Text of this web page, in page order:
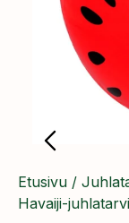
Etusivu /
Havaiji-